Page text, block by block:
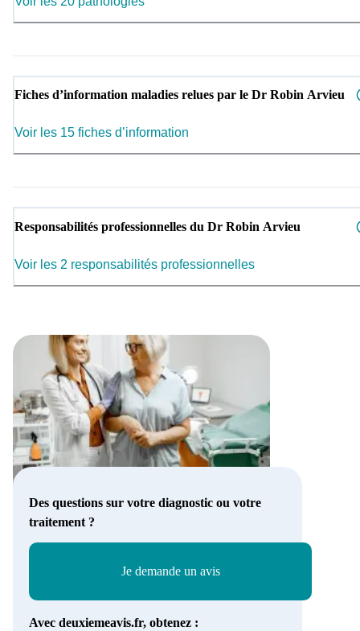
Fiches d’information maladies relues par le Dr Robin Arvieu
Voir les 15 fiches d’information
Responsabilités professionnelles du Dr Robin Arvieu
Voir les 2 responsabilités professionnelles
Des questions sur votre diagnostic ou votre
traitement ?
Je demande un avis
Avec deuxiemeavis.fr, obtenez :